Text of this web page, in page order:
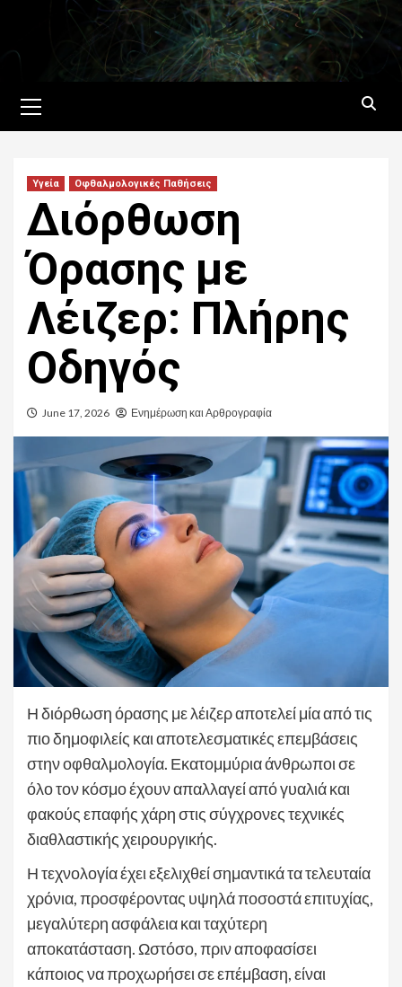
content
Menu
Υγεία Οφθαλμολογικές Παθήσεις
Διόρθωση
Όρασης με
Λέιζερ: Πλήρης
Οδηγός
June 17, 2026 Ενημέρωση και Αρθρογραφία
Η διόρθωση όρασης με λέιζερ αποτελεί μία από τις
πιο δημοφιλείς και αποτελεσματικές επεμβάσεις
στην οφθαλμολογία. Εκατομμύρια άνθρωποι σε
όλο τον κόσμο έχουν απαλλαγεί από γυαλιά και
φακούς επαφής χάρη στις σύγχρονες τεχνικές
διαθλαστικής χειρουργικής.
Η τεχνολογία έχει εξελιχθεί σημαντικά τα τελευταία
χρόνια, προσφέροντας υψηλά ποσοστά επιτυχίας,
μεγαλύτερη ασφάλεια και ταχύτερη
αποκατάσταση. Ωστόσο, πριν αποφασίσει
κάποιος να προχωρήσει σε επέμβαση, είναι